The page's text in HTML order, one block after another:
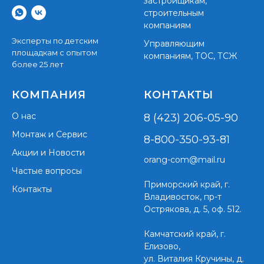
Эксперты по детским
площадкам с опытом
более 25 лет
строительным
компаниям
Управляющим
компаниям, ТОС, ТСЖ
КОМПАНИЯ
О нас
Монтаж и Сервис
Акции и Новости
Частые вопросы
Контакты
КОНТАКТЫ
8 (423) 206-05-90
8-800-350-93-81
orang-com@mail.ru
Приморский край, г.
Владивосток, пр-т
Острякова, д. 5, оф. 512.
Камчатский край, г.
Елизово,
ул. Виталия Кручины, д.